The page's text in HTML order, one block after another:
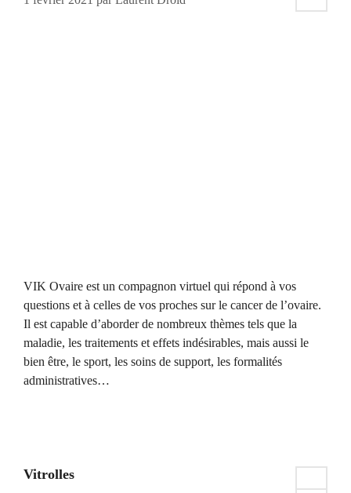
VIK Ovaire est un compagnon virtuel qui répond à vos
questions et à celles de vos proches sur le cancer de l’ovaire.
Il est capable d’aborder de nombreux thèmes tels que la
maladie, les traitements et effets indésirables, mais aussi le
bien être, le sport, les soins de support, les formalités
administratives…
Vitrolles